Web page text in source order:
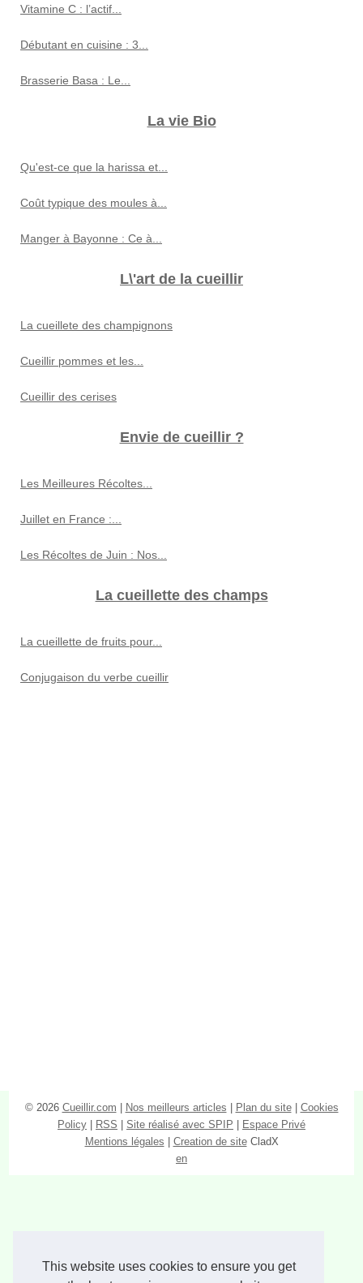
This website uses cookies to ensure you get
Vitamine C : l’actif...
Débutant en cuisine : 3...
Brasserie Basa : Le...
La vie Bio
Qu'est-ce que la harissa et...
Coût typique des moules à...
Manger à Bayonne : Ce à...
L\'art de la cueillir
La cueillete des champignons
Cueillir pommes et les...
Cueillir des cerises
Envie de cueillir ?
Les Meilleures Récoltes...
Juillet en France :...
Les Récoltes de Juin : Nos...
La cueillette des champs
La cueillette de fruits pour...
Conjugaison du verbe cueillir
© 2026 Cueillir.com | Nos meilleurs articles | Plan du site| Cookies
Policy | RSS | Site réalisé avec SPIP | Espace Privé
Mentions légales | Creation de siteCladX
en